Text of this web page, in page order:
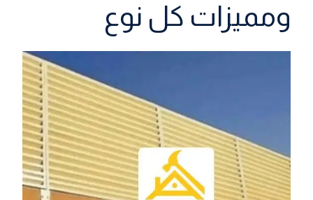
ومميزات كل نوع